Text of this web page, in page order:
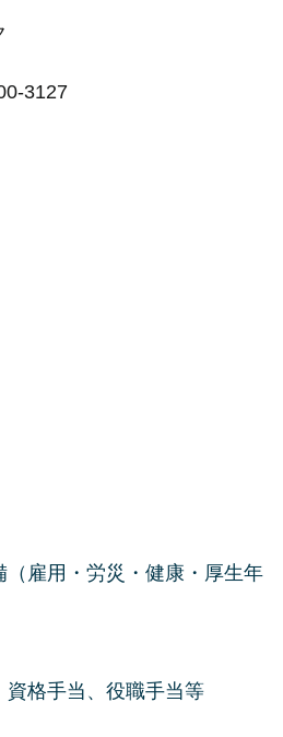
用・労災・健康・厚生年
資格手当、役職手当等